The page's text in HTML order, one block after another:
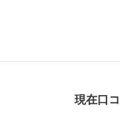
現在口